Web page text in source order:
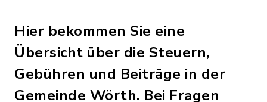
Hier bekommen Sie eine
Übersicht über die Steuern,
Gebühren und Beiträge in der
Gemeinde Wörth. Bei Fragen